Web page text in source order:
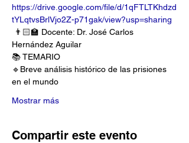
https://drive.google.com/file/d/1qFTLTKhdzd
tYLqtvsBrlVjo2Z-p71gak/view?usp=sharing
👨🏻‍🏫 Docente: Dr. José Carlos
Hernández Aguilar
📚 TEMARIO
🔹Breve análisis histórico de las prisiones
en el mundo
Mostrar más
Compartir este evento